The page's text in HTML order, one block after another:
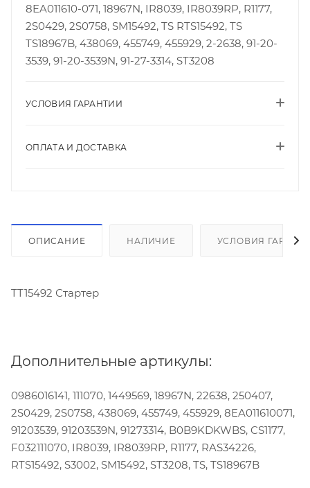
8EA011610-071, 18967N, IR8039, IR8039RP, R1177,
2S0429, 2S0758, SM15492, TS RTS15492, TS
TS18967B, 438069, 455749, 455929, 2-2638, 91-20-
3539, 91-20-3539N, 91-27-3314, ST3208
УСЛОВИЯ ГАРАНТИИ
ОПЛАТА И ДОСТАВКА
ОПИСАНИЕ НАЛИЧИЕ УСЛОВИЯ
TT15492 Стартер
Дополнительные артикулы:
0986016141, 111070, 1449569, 18967N, 22638, 250407,
2S0429, 2S0758, 438069, 455749, 455929, 8EA011610071,
91203539, 91203539N, 91273314, B0B9KDKWBS, CS1177,
F032111070, IR8039, IR8039RP, R1177, RAS34226,
RTS15492, S3002, SM15492, ST3208, TS, TS18967B